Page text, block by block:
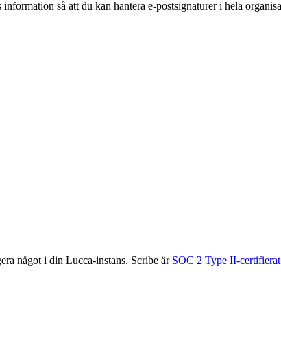
så att du kan hantera e-postsignaturer i hela
något i din Lucca-instans. Scribe är SOC 2 Type II-certifierat